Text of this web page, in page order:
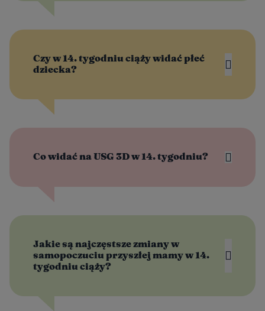
Czy w 14. tygodniu ciąży widać płeć
dziecka?
Co widać na USG 3D w 14. tygodniu?
Jakie są najczęstsze zmiany w
samopoczuciu przyszłej mamy w 14.
tygodniu ciąży?